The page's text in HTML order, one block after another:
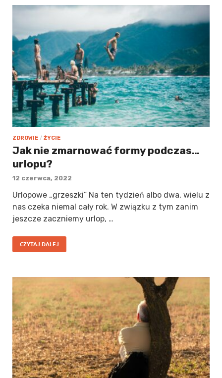
ZDROWIE / ŻYCIE
Jak nie zmarnować formy podczas…
urlopu?
12 czerwca, 2022
Urlopowe „grzeszki” Na ten tydzień albo dwa, wielu z
nas czeka niemal cały rok. W związku z tym zanim
jeszcze zaczniemy urlop, …
CZYTAJ DALEJ